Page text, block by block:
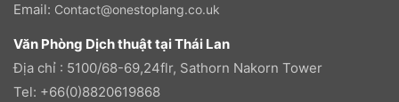
Email: Contact@onestoplang.co.uk
Văn Phòng Dịch thuật tại Thái Lan
Địa chỉ : 5100/68-69,24flr, Sathorn Nakorn Tower
Tel: +66(0)8820619868